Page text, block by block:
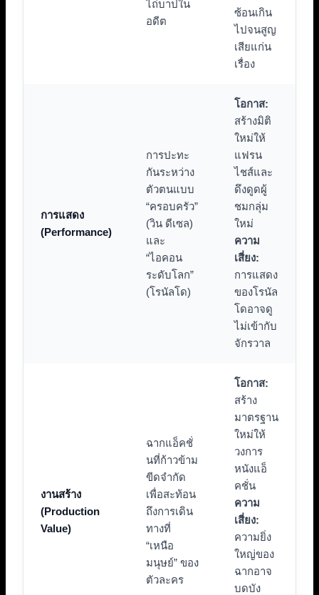
ไถ่บาปใน
อดีต
ซ้อนเกิน
ไปจนสูญ
เสียแก่น
เรื่อง
การแสดง
(Performance)
การปะทะ
กันระหว่าง
ตัวตนแบบ
“ครอบครัว”
(วิน ดีเซล)
และ
“ไอคอน
ระดับโลก”
(โรนัลโด)
โอกาส:
สร้างมิติ
ใหม่ให้
แฟรน
ไชส์และ
ดึงดูดผู้
ชมกลุ่ม
ใหม่
ความ
เสี่ยง:
การแสดง
ของโรนัล
โดอาจดู
ไม่เข้ากับ
จักรวาล
งานสร้าง
(Production
Value)
ฉากแอ็คชั่
นที่ก้าวข้าม
ขีดจำกัด
เพื่อสะท้อน
ถึงการเดิน
ทางที่
“เหนือ
มนุษย์” ของ
ตัวละคร
โอกาส:
สร้าง
มาตรฐาน
ใหม่ให้
วงการ
หนังแอ็
คชั่น
ความ
เสี่ยง:
ความยิ่ง
ใหญ่ของ
ฉากอาจ
บดบัง